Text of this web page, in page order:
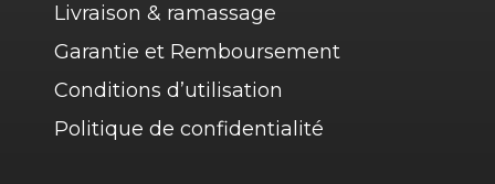
Livraison & ramassage
Garantie et Remboursement
Conditions d’utilisation
Politique de confidentialité